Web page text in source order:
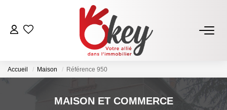
ACHETER
Accueil Maison Référence 950
MAISON ET COMMERCE